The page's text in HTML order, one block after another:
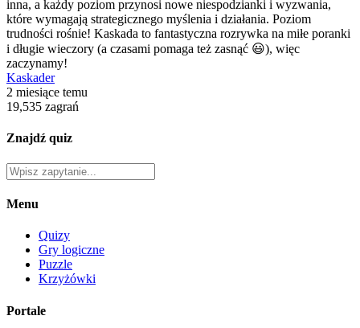
inna, a każdy poziom przynosi nowe niespodzianki i wyzwania,
które wymagają strategicznego myślenia i działania. Poziom
trudności rośnie! Kaskada to fantastyczna rozrywka na miłe poranki
i długie wieczory (a czasami pomaga też zasnąć 😃), więc
zaczynamy!
Kaskader
2 miesiące temu
19,535 zagrań
Znajdź quiz
Menu
Quizy
Gry logiczne
Puzzle
Krzyżówki
Portale